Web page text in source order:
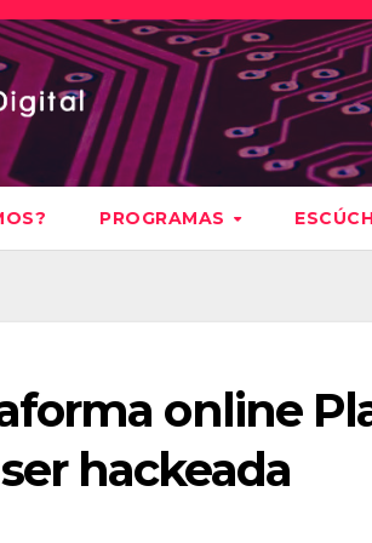
PROGRAMAS
online
hackeada